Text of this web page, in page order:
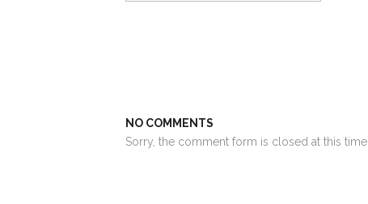
NO COMMENTS
Sorry, the comment form is closed at this time.